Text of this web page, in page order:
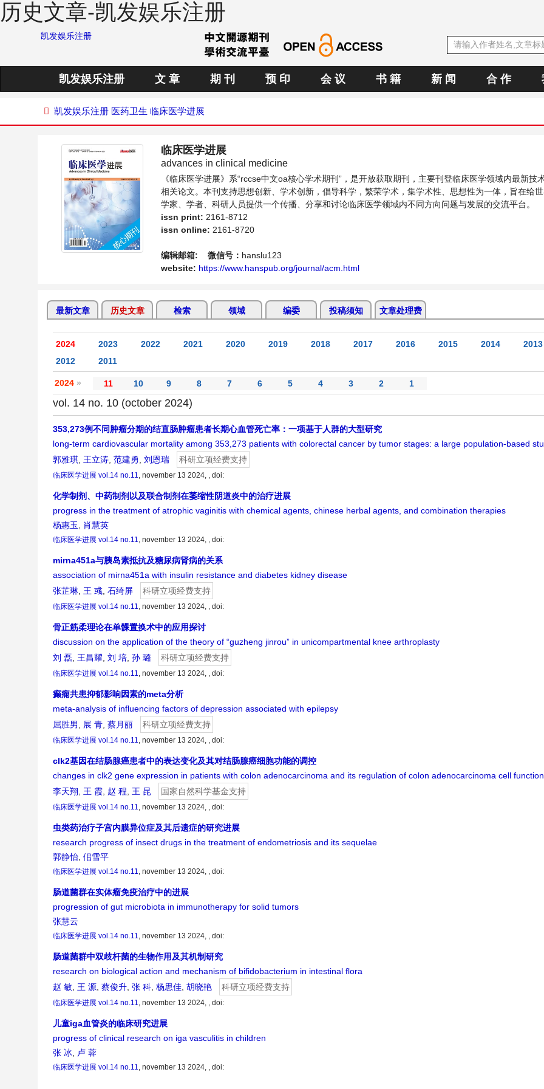
历史文章-凯发娱乐注册
凯发娱乐注册
凯发娱乐注册 文 章 期 刊 预 印 会 议 书 籍 新 闻 合 作
凯发娱乐注册 医药卫生 临床医学进展
临床医学进展
advances in clinical medicine
《临床医学进展》系“rccse中文oa核心学术期刊”，是开放获取期刊，主要刊登临床医学领域内最新技
相关论文。本刊支持思想创新、学术创新，倡导科学，繁荣学术，集学术性、思想性为一体，旨在给
学家、学者、科研人员提供一个传播、分享和讨论临床医学领域内不同方向问题与发展的交流平台。
issn print: 2161-8712
issn online: 2161-8720
编辑邮箱: 微信号： hanslu123
website: https://www.hanspub.org/journal/acm.html
最新文章 历史文章 检索 领域 编委 投稿须知 文章处理费
2024 2023 2022 2021 2020 2019 2018 2017 2016 2015 2014
2013
2012
2011
2024 » 11 10 9 8 7 6 5 4 3 2 1
vol. 14 no. 10 (october 2024)
353,273例不同肿瘤分期的结直肠肿瘤患者长期心血管死亡率：一项基于人群的大型研究
long-term cardiovascular mortality among 353,273 patients with colorectal cancer by tumor stages: a large population-based
郭雅琪 王立涛 范建勇 刘恩瑞 科研立项经费支持
临床医学进展 vol.14 no.11, november 13 2024, , doi:
化学制剂、中药制剂以及联合制剂在萎缩性阴道炎中的治疗进展
progress in the treatment of atrophic vaginitis with chemical agents, chinese herbal agents, and combination therapies
杨惠玉
肖慧英
临床医学进展 vol.14 no.11, november 13 2024, , doi:
mirna451a与胰岛素抵抗及糖尿病肾病的关系
association of mirna451a with insulin resistance and diabetes kidney disease
张芷琳 王 彧 石绮屏 科研立项经费支持
临床医学进展 vol.14 no.11, november 13 2024, , doi:
骨正筋柔理论在单髁置换术中的应用探讨
discussion on the application of the theory of “guzheng jinrou” in unicompartmental knee arthroplasty
刘 磊 王昌耀 刘 培 孙 璐 科研立项经费支持
临床医学进展 vol.14 no.11, november 13 2024, , doi:
癫痫共患抑郁影响因素的meta分析
meta-analysis of influencing factors of depression associated with epilepsy
屈胜男
展 青 蔡月丽 科研立项经费支持
临床医学进展 vol.14 no.11, november 13 2024, , doi:
clk2基因在结肠腺癌患者中的表达变化及其对结肠腺癌细胞功能的调控
changes in clk2 gene expression in patients with colon adenocarcinoma and its regulation of colon adenocarcinoma cell function
李天翔
王 霞 赵 程 王 昆 国家自然科学基金支持
临床医学进展 vol.14 no.11, november 13 2024, , doi:
虫类药治疗子宫内膜异位症及其后遗症的研究进展
research progress of insect drugs in the treatment of endometriosis and its sequelae
郭静怡 佀雪平
临床医学进展 vol.14 no.11, november 13 2024, , doi:
肠道菌群在实体瘤免疫治疗中的进展
progression of gut microbiota in immunotherapy for solid tumors
张慧云
临床医学进展 vol.14 no.11, november 13 2024, , doi:
肠道菌群中双歧杆菌的生物作用及其机制研究
research on biological action and mechanism of bifidobacterium in intestinal flora
赵 敏 王 源 蔡俊升 张 科 杨思佳 胡晓艳 科研立项经费支持
临床医学进展 vol.14 no.11, november 13 2024, , doi:
儿童iga血管炎的临床研究进展
progress of clinical research on iga vasculitis in children
张 冰
卢 蓉
临床医学进展 vol.14 no.11, november 13 2024, , doi: